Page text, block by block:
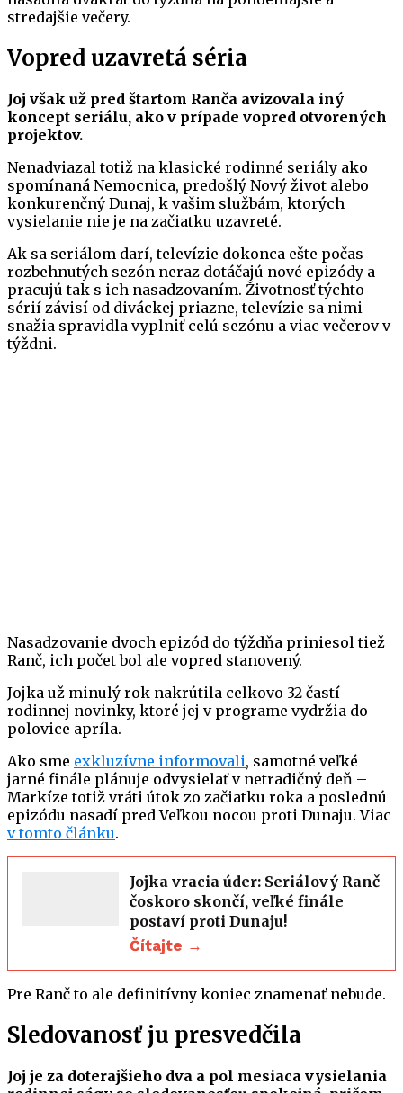
stredajšie večery.
Vopred uzavretá séria
Joj však už pred štartom Ranča avizovala iný
koncept seriálu, ako v prípade vopred otvorených
projektov.
Nenadviazal totiž na klasické rodinné seriály ako
spomínaná Nemocnica, predošlý Nový život alebo
konkurenčný Dunaj, k vašim službám, ktorých
vysielanie nie je na začiatku uzavreté.
Ak sa seriálom darí, televízie dokonca ešte počas
rozbehnutých sezón neraz dotáčajú nové epizódy a
pracujú tak s ich nasadzovaním. Životnosť týchto
sérií závisí od diváckej priazne, televízie sa nimi
snažia spravidla vyplniť celú sezónu a viac večerov v
týždni.
Nasadzovanie dvoch epizód do týždňa priniesol tiež
Ranč, ich počet bol ale vopred stanovený.
Jojka už minulý rok nakrútila celkovo 32 častí
rodinnej novinky, ktoré jej v programe vydržia do
polovice apríla.
Ako sme exkluzívne informovali, samotné veľké
jarné finále plánuje odvysielať v netradičný deň –
Markíze totiž vráti útok zo začiatku roka a poslednú
epizódu nasadí pred Veľkou nocou proti Dunaju. Viac
v tomto článku.
Jojka vracia úder: Seriálový Ranč
čoskoro skončí, veľké finále
postaví proti Dunaju!
Čítajte →
Pre Ranč to ale definitívny koniec znamenať nebude.
Sledovanosť ju presvedčila
Joj je za doterajšieho dva a pol mesiaca vysielania